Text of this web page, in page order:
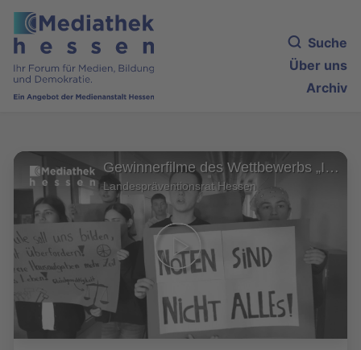
Suche
Über uns
Archiv
Gewinnerfilme des Wettbewerbs „Influencerinnen und Influencer für Demokratie“
Landespräventionsrat Hessen